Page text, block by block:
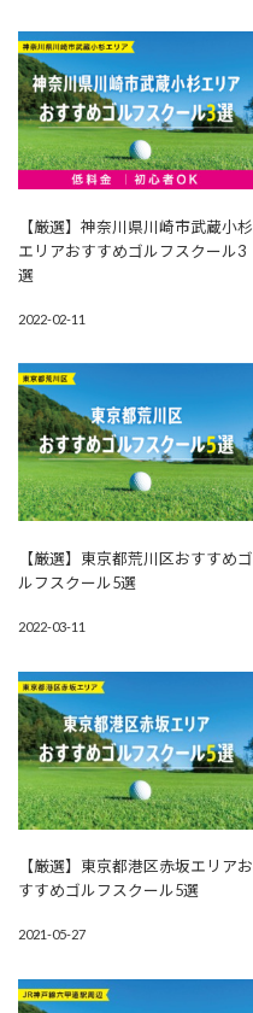
【厳選】神奈川県川崎市武蔵小杉
エリアおすすめゴルフスクール3
選
2022-02-11
【厳選】東京都荒川区おすすめゴ
ルフスクール5選
2022-03-11
【厳選】東京都港区赤坂エリアお
すすめゴルフスクール5選
2021-05-27